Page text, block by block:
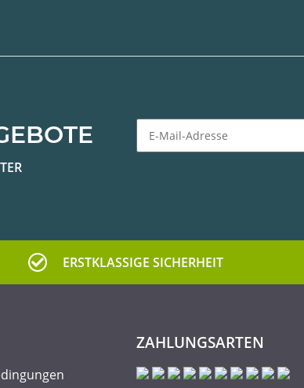
ERSTKLASSIGE SICHERHEIT
ZAHLUNGSARTEN